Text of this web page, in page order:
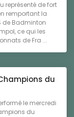
représenté de fort
remportant la
de Badminton
ce qui les
de Fra ...
du
le mercredi
du